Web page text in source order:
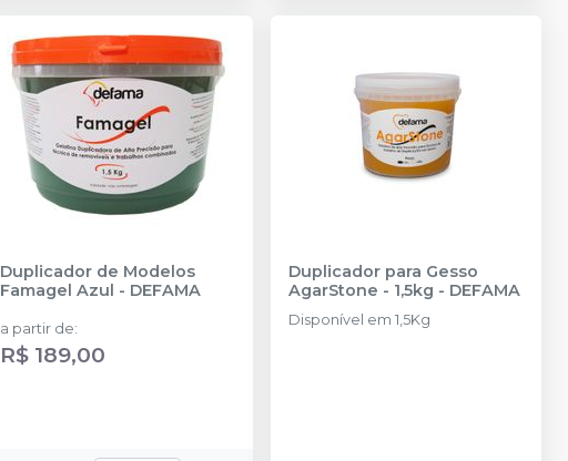
Duplicador de Modelos
Famagel Azul - DEFAMA
a partir de:
R$ 189,00
Duplicador para Gesso
AgarStone - 1,5kg - DEFAMA
Disponível em 1,5Kg